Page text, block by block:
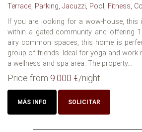
Terrace, Parking, Jacuzzi, Pool, Fitness,
If you are looking for a wow-house, this
within a gated community and offering
airy common spaces, this home is
group of friends. Ideal for yoga and work
a wellness and spa area. The property...
Price from 9.000 €/night
MÁS INFO SOLICITAR